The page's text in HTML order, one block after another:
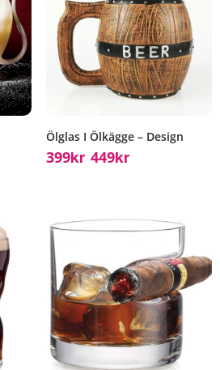
Ölglas I Ölkägge – Design
399Kr 449Kr